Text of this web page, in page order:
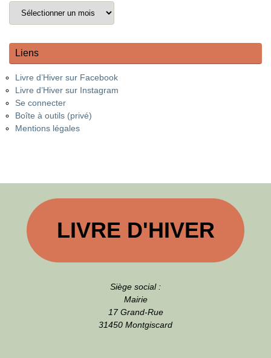
Liens
Livre d’Hiver sur Facebook
Livre d’Hiver sur Instagram
Se connecter
Boîte à outils (privé)
Mentions légales
LIVRE D'HIVER
Siège social :
Mairie
17 Grand-Rue
31450 Montgiscard